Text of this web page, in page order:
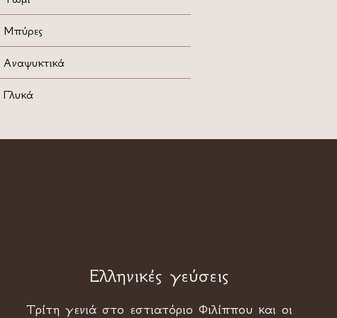
Μπύρες
Αναψυκτικά
Γλυκά
Ελληνικές γεύσεις
Τρίτη γενιά στο εστιατόριο Φιλίππου και οι